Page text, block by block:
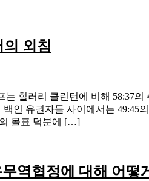
외침
힐러리 클린턴에 비해 58:37
인 유권자들 사이에서는 49:45
몰표 덕분에 […]
역협정에 대해 어떻